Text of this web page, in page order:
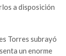
a disposición
Torres subrayó
un enorme